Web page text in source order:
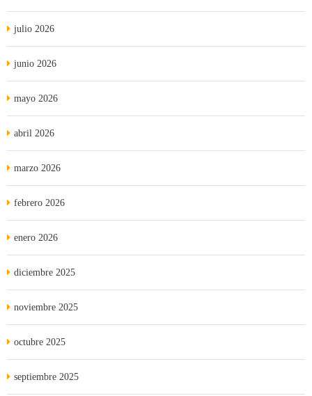
julio 2026
junio 2026
mayo 2026
abril 2026
marzo 2026
febrero 2026
enero 2026
diciembre 2025
noviembre 2025
octubre 2025
septiembre 2025